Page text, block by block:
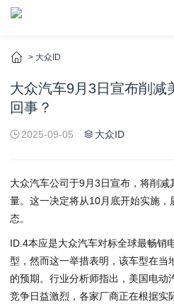
> 大众ID
大众汽车9月3日宣布削减
回事？
2025-09-05 大众ID
大众汽车公司于9月3日宣布，将削
量。这一决定将从10月底开始实施
态。
ID.4本应是大众汽车对标全球最畅销
型，然而这一举措表明，该车型在当
的预期。行业分析师指出，美国电动
竞争日益激烈，各家厂商正在根据实